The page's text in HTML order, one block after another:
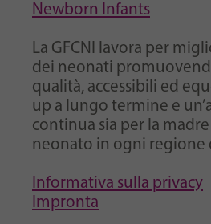
Newborn Infants
La GFCNI lavora per
dei neonati
qualità, accessibili ed
up a lungo termine e
continua sia per la madre
neonato in ogni regione
Informativa sulla privacy
Impronta